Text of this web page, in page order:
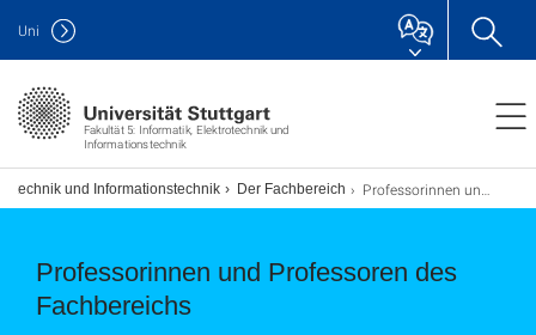
Fakultät 5: Informatik, Elektrotechnik und
Informationstechnik
Uni
und Informationstechnik Der Fachbereich Professorinnen und Professoren
Professorinnen und Professoren des
Fachbereichs